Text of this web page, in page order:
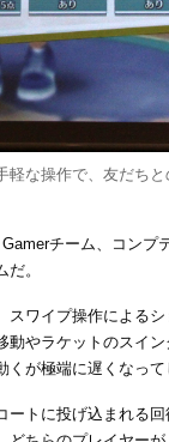
軽な操作で、友だち
チーム、コンプ
。
ワイプ操作によるシ
動やラケットのスイ
が極端に遅くなって
ートに投げ込まれる